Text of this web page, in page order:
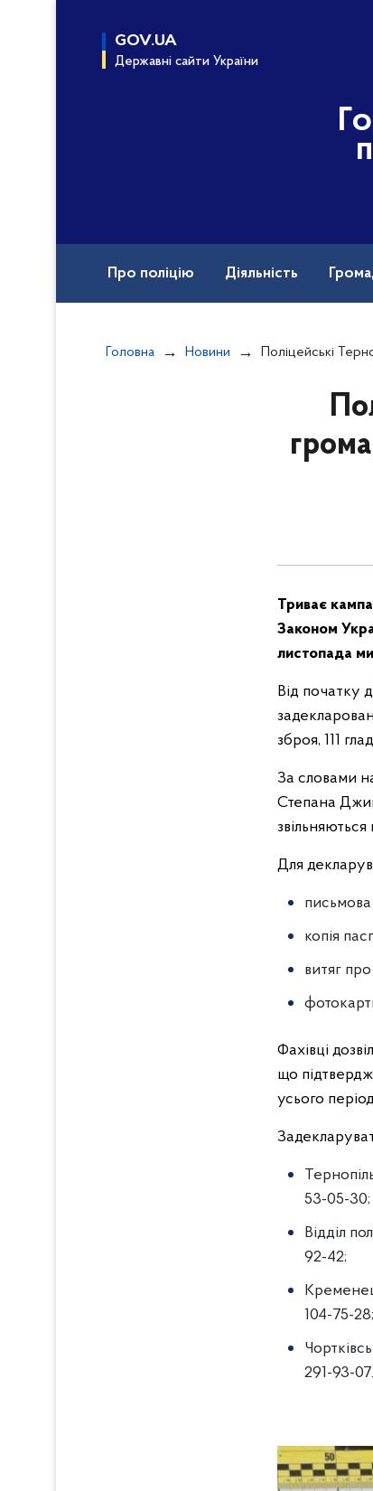
GOV.UA
Державні сайти України
Про поліцію Діяльність
Головна Новини Поліцейські Тернопільщини
Триває
Законом
листопада
Від початку
зброя, 111
За словами
Степана
звільняються
Для
письмова
копія
витяг
Фахівці
що
усього
53-05-30;
Відділ
92-42;
104-75-28;
291-93-07.